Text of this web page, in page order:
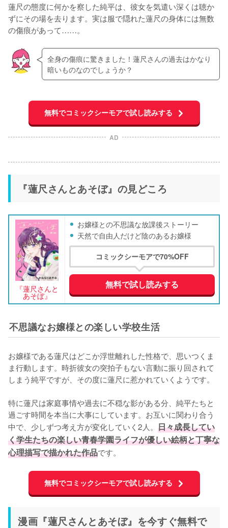
蓮尺の態度に何かを察した純平は、彼女を気遣い深くは聴か
ずにその場を去ります。実は服で隠れた蓮尺の身体には無数
の傷痕があって……。
全身の傷痕に驚きました！蓮尺さんの過去はかなり
暗いものなのでしょうか？
無料でコミックシーモアで試し読みする
AD
『蓮尺さんとあそぼ』の見どころ
『蓮尺さんと
あそぼ』
お嬢様との不思議な放課後ストーリー
天然で自由人だけど陰のあるお嬢様
コミックシーモアで70%OFF
無料で試し読みする
不思議なお嬢様との楽しい学校生活
お嬢様である蓮尺はどこか浮世離れした性格で、思いつくま
ま行動します。時折彼女の突拍子もない言動に振り回されて
しまう純平ですが、その度に蓮尺に惹かれていくようです。
特に蓮尺は家庭事情や過去に不穏な影がある分、純平たちと
過ごす時間を本当に大事にしています。お互いに関わり合う
中で、少しずつ考え方が変化していく2人。 日々成長してい
く学生たちの楽しい青春学園ライフが優しい絵柄と丁寧な
心理描写で描かれた作品です。
無料でコミックシーモアで試し読みする
漫画『蓮尺さんとあそぼ』を今すぐ無料で